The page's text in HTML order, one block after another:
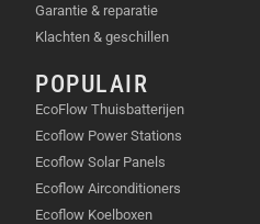
Garantie & reparatie
Klachten & geschillen
POPULAIR
EcoFlow Thuisbatterijen
Ecoflow Power Stations
Ecoflow Solar Panels
Ecoflow Airconditioners
Ecoflow Koelboxen